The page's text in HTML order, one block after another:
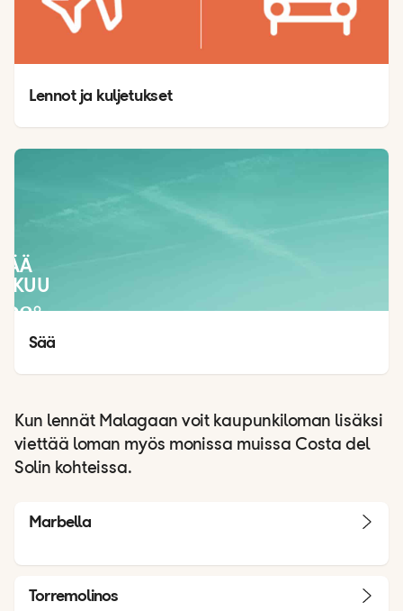
Lennot ja kuljetukset
28°
22°
Sää
Kun lennät Malagaan voit kaupunkiloman lisäksi
viettää loman myös monissa muissa Costa del
Solin kohteissa.
Marbella
Torremolinos